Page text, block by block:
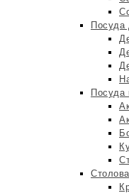
Посуда
Посуда